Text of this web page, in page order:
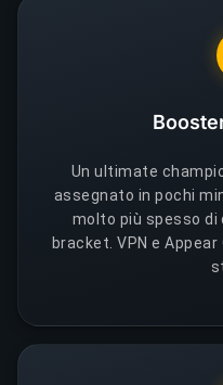
Un ultimate
assegnato in pochi
molto più spesso di
bracket. VPN e